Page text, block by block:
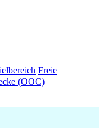
Freie
(OOC)